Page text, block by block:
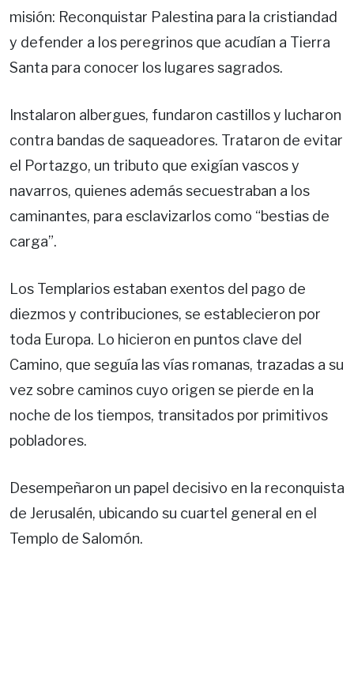
misión: Reconquistar Palestina para la cristiandad
y defender a los peregrinos que acudían a Tierra
Santa para conocer los lugares sagrados.
Instalaron albergues, fundaron castillos y lucharon
contra bandas de saqueadores. Trataron de evitar
el Portazgo, un tributo que exigían vascos y
navarros, quienes además secuestraban a los
caminantes, para esclavizarlos como “bestias de
carga”.
Los Templarios estaban exentos del pago de
diezmos y contribuciones, se establecieron por
toda Europa. Lo hicieron en puntos clave del
Camino, que seguía las vías romanas, trazadas a su
vez sobre caminos cuyo origen se pierde en la
noche de los tiempos, transitados por primitivos
pobladores.
Desempeñaron un papel decisivo en la reconquista
de Jerusalén, ubicando su cuartel general en el
Templo de Salomón.